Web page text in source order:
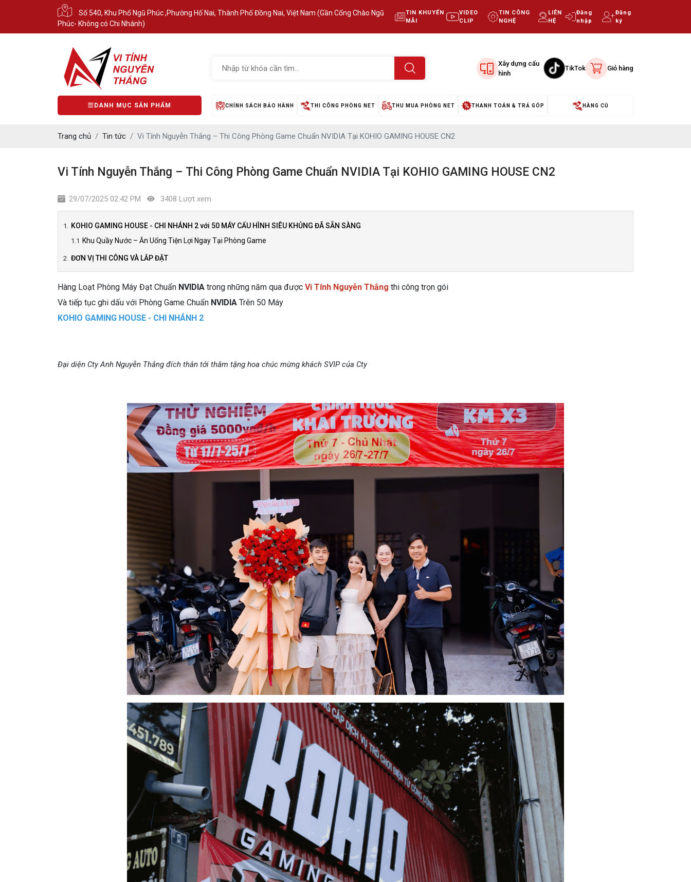
Số 540, Khu Phố Ngũ Phúc ,Phường Hố Nai, Thành Phố Đồng Nai, Việt Nam (Gần Cổng Chào Ngũ
Phúc- Không có Chi Nhánh)
TIN KHUYẾN
MÃI
VIDEO
CLIP
TIN CÔNG
NGHỆ
LIÊN
HỆ
Đăng
nhập
Đăng
ký
Xây dựng cấu
hình
TikTok Giỏ hàng
DANH MỤC SẢN PHẨM CHÍNH SÁCH BẢO HÀNH THI CÔNG PHÒNG NET THU MUA PHÒNG NET THANH TOÁN & TRẢ GÓP HÀNG CŨ
Trang chủ Tin tức Vi Tính Nguyễn Thắng – Thi Công Phòng Game Chuẩn NVIDIA Tại KOHIO GAMING HOUSE CN2
Vi Tính Nguyễn Thắng – Thi Công Phòng Game Chuẩn NVIDIA Tại KOHIO GAMING HOUSE CN2
29/07/2025 02:42 PM 3408 Lượt xem
KOHIO GAMING HOUSE - CHI NHÁNH 2 với 50 MÁY CẤU HÌNH SIÊU KHỦNG ĐÃ SẴN SÀNG
Khu Quầy Nước – Ăn Uống Tiện Lợi Ngay Tại Phòng Game
ĐƠN VỊ THI CÔNG VÀ LẮP ĐẶT
Hàng Loạt Phòng Máy Đạt Chuẩn NVIDIA trong những năm qua được Vi Tính Nguyễn Thắng thi công trọn gói
Và tiếp tục ghi dấu với Phòng Game Chuẩn NVIDIA Trên 50 Máy
KOHIO GAMING HOUSE - CHI NHÁNH 2
Đại diện Cty Anh Nguyễn Thắng đích thân tới thăm tặng hoa chúc mừng khách SVIP của Cty